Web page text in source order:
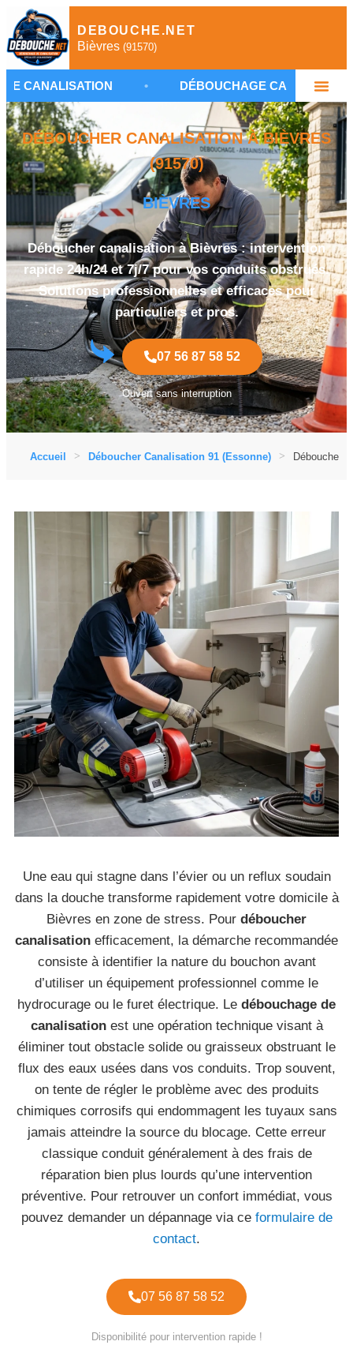
DEBOUCHE.NET
Bièvres (91570)
• DÉBOUCHAGE CANALISATION BIÈVRES
DÉBOUCHER CANALISATION À BIÈVRES
(91570)
BIÈVRES
Déboucher canalisation à Bièvres : intervention
rapide 24h/24 et 7j/7 pour vos conduits obstrués.
Solutions professionnelles et efficaces pour
particuliers et pros.
07 56 87 58 52
Ouvert sans interruption
Accueil Déboucher Canalisation 91 (Essonne) Déboucher
Une eau qui stagne dans l’évier ou un reflux soudain
dans la douche transforme rapidement votre domicile à
Bièvres en zone de stress. Pour déboucher
canalisation efficacement, la démarche recommandée
consiste à identifier la nature du bouchon avant
d’utiliser un équipement professionnel comme le
hydrocurage ou le furet électrique. Le débouchage de
canalisationest une opération technique visant à
éliminer tout obstacle solide ou graisseux obstruant le
flux des eaux usées dans vos conduits. Trop souvent,
on tente de régler le problème avec des produits
chimiques corrosifs qui endommagent les tuyaux sans
jamais atteindre la source du blocage. Cette erreur
classique conduit généralement à des frais de
réparation bien plus lourds qu’une intervention
préventive. Pour retrouver un confort immédiat, vous
pouvez demander un dépannage via ce formulaire de
contact.
07 56 87 58 52
Disponibilité pour intervention rapide !